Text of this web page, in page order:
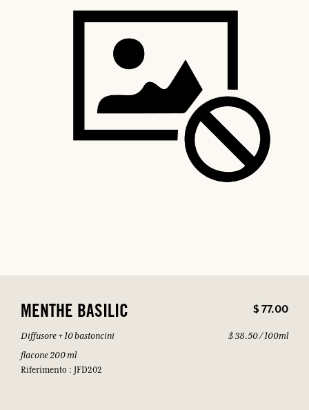
MENTHE BASILIC $ 77.00
Diffusore + 10 bastoncini
flacone 200 ml
Riferimento : JFD202
$ 38.50 / 100ml